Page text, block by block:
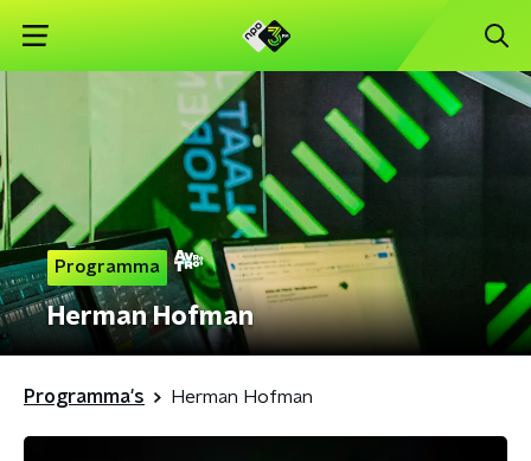
Programma
Herman Hofman
Programma's Herman Hofman